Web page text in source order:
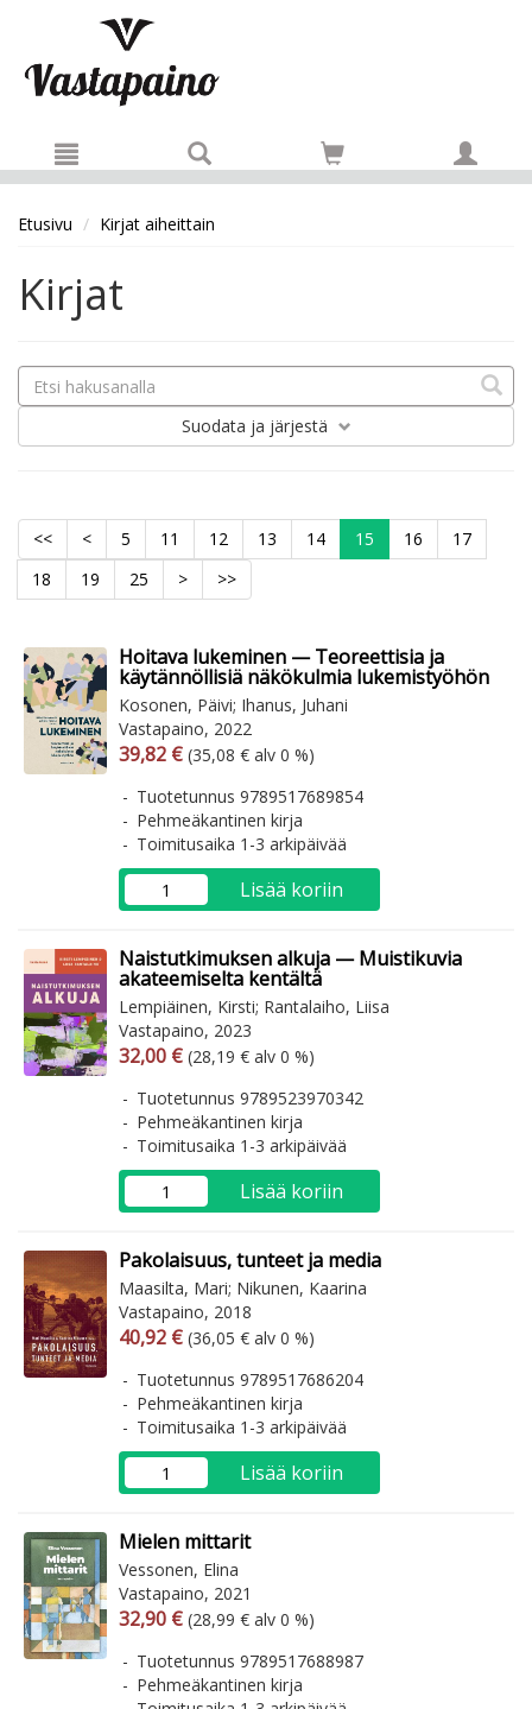
Etusivu Kirjat aiheittain
Kirjat
Suodata ja järjestä
<< < 5 11 12 13 14 15 16
17
18
19 25 > >>
Hoitava lukeminen — Teoreettisia ja
käytännöllisiä näkökulmia lukemistyöhön
Kosonen, Päivi; Ihanus, Juhani
Vastapaino, 2022
Arvonlisäverollinen hinta
39,82 € Arvonlisäveroton hinta
(35,08 € alv 0 %)
Tuotetunnus 9789517689854
Pehmeäkantinen kirja
Toimitusaika 1-3 arkipäivää
Lisää koriin
Naistutkimuksen alkuja — Muistikuvia
akateemiselta kentältä
Lempiäinen, Kirsti; Rantalaiho, Liisa
Vastapaino, 2023
Arvonlisäverollinen hinta
32,00 € Arvonlisäveroton hinta
(28,19 € alv 0 %)
Tuotetunnus 9789523970342
Pehmeäkantinen kirja
Toimitusaika 1-3 arkipäivää
Lisää koriin
Pakolaisuus, tunteet ja media
Maasilta, Mari; Nikunen, Kaarina
Vastapaino, 2018
Arvonlisäverollinen hinta
40,92 € Arvonlisäveroton hinta
(36,05 € alv 0 %)
Tuotetunnus 9789517686204
Pehmeäkantinen kirja
Toimitusaika 1-3 arkipäivää
Lisää koriin
Mielen mittarit
Vessonen, Elina
Vastapaino, 2021
Arvonlisäverollinen hinta
32,90 € Arvonlisäveroton hinta
(28,99 € alv 0 %)
Tuotetunnus 9789517688987
Pehmeäkantinen kirja